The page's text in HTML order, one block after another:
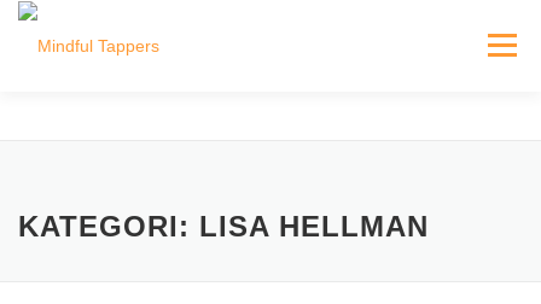
Hoppa
Meny
INLOGGNING FÖR TAPPERS
KATEGORI: LISA HELLMAN